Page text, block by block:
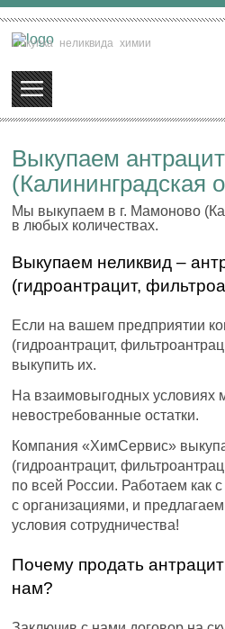
Покупка неликвида химии
Выкупаем
(Калининградская
Мы выкупаем в г. Мамоново
в любых количествах.
Выкупаем неликвид –
(гидроантрацит,
Если на вашем предприятии
(гидроантрацит,
выкупить их.
На взаимовыгодных условиях
невостребованные остатки.
Компания «ХимСервис»
(гидроантрацит,
по всей России. Работаем как
с организациями, и
условия сотрудничества!
Почему продать
нам?